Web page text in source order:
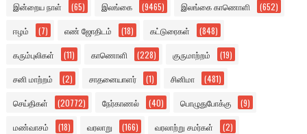
இன்றைய நாள் (65) இலங்கை (9465) இலங்கை காணொளி (652)
ஈழம் (7) எண் ஜோதிடம் (18) கட்டுரைகள் (848)
கரும்புலிகள் (11) காணொளி (228) குருமாற்றம் (19)
சனி மாற்றம் (2) சாதனையாளர் (1) சினிமா (481)
செய்திகள் (20772) நேர்காணல் (40) பொழுதுபோக்கு (9)
மண்வாசம் (18) வரலாறு (166) வரலாற்று சமர்கள் (2)